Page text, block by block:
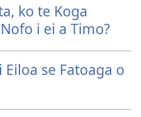
ko te Koga
i ei a Timo?
Eiloa se Fatoaga o